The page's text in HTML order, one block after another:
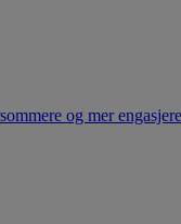
og mer